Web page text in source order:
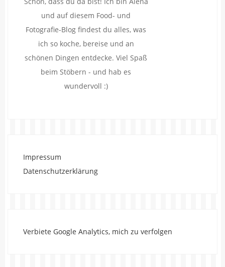
und auf diesem Food- und
Fotografie-Blog findest du alles, was
ich so koche, bereise und an
schönen Dingen entdecke. Viel Spaß
beim Stöbern - und hab es
wundervoll :)
Impressum
Datenschutzerklärung
Verbiete Google Analytics, mich zu verfolgen